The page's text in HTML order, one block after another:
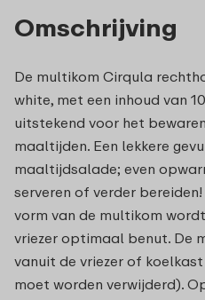
Omschrijving
De multikom Cirqula
white, met een inhoud van
uitstekend voor het
maaltijden. Een lekkere
maaltijdsalade; even
serveren of verder
vorm van de multikom
vriezer optimaal benut. De
vanuit de vriezer of
moet worden verwijderd).